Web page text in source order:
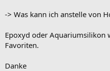
-> Was kann ich anstelle von
Epoxyd oder Aquariumsilikon
Favoriten.
Danke